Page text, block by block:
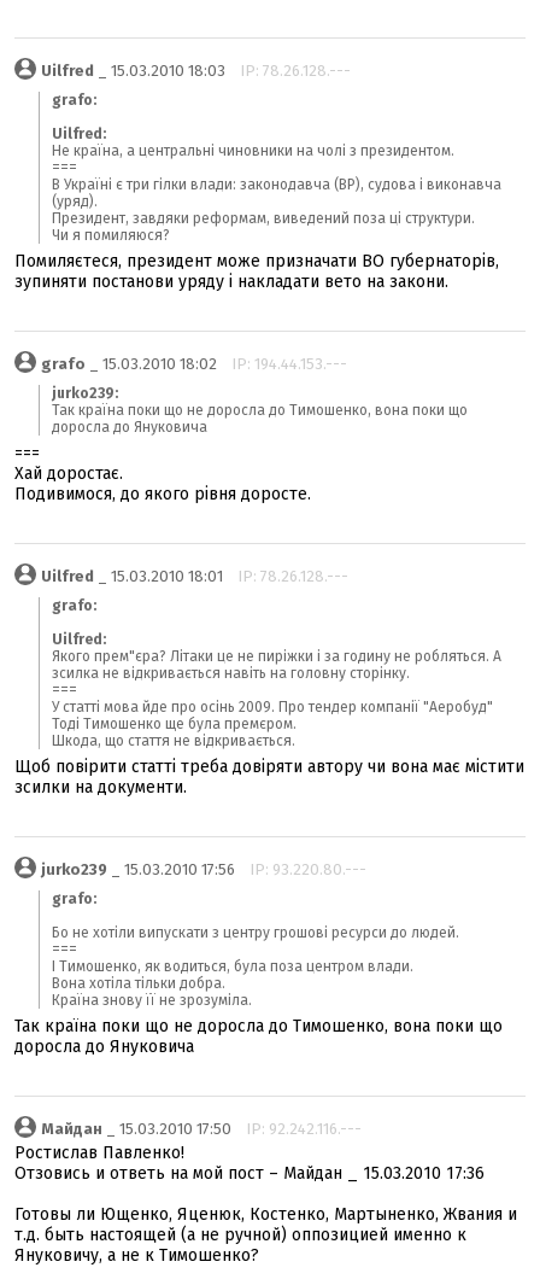
Uilfred _ 15.03.2010 18:03 IP: 78.26.128.---
grafo:
Uilfred:
Не країна, а центральні чиновники на чолі з президентом.
===
В Україні є три гілки влади: законодавча (ВР), судова і виконавча
(уряд).
Президент, завдяки реформам, виведений поза ці структури.
Чи я помиляюся?
Помиляєтеся, президент може призначати ВО губернаторів,
зупиняти постанови уряду і накладати вето на закони.
grafo _ 15.03.2010 18:02 IP: 194.44.153.---
jurko239:
Так країна поки що не доросла до Тимошенко, вона поки що
доросла до Януковича
===
Хай доростає.
Подивимося, до якого рівня доросте.
Uilfred _ 15.03.2010 18:01 IP: 78.26.128.---
grafo:
Uilfred:
Якого прем"єра? Літаки це не пиріжки і за годину не робляться. А
зсилка не відкривається навіть на головну сторінку.
===
У статті мова йде про осінь 2009. Про тендер компанії "Аеробуд"
Тоді Тимошенко ще була премєром.
Шкода, що стаття не відкривається.
Щоб повірити статті треба довіряти автору чи вона має містити
зсилки на документи.
jurko239 _ 15.03.2010 17:56 IP: 93.220.80.---
grafo:
Бо не хотіли випускати з центру грошові ресурси до людей.
===
І Тимошенко, як водиться, була поза центром влади.
Вона хотіла тільки добра.
Країна знову її не зрозуміла.
Так країна поки що не доросла до Тимошенко, вона поки що
доросла до Януковича
Майдан _ 15.03.2010 17:50 IP: 92.242.116.---
Ростислав Павленко!
Отзовись и ответь на мой пост – Майдан _ 15.03.2010 17:36
Готовы ли Ющенко, Яценюк, Костенко, Мартыненко, Жвания и
т.д. быть настоящей (а не ручной) оппозицией именно к
Януковичу, а не к Тимошенко?